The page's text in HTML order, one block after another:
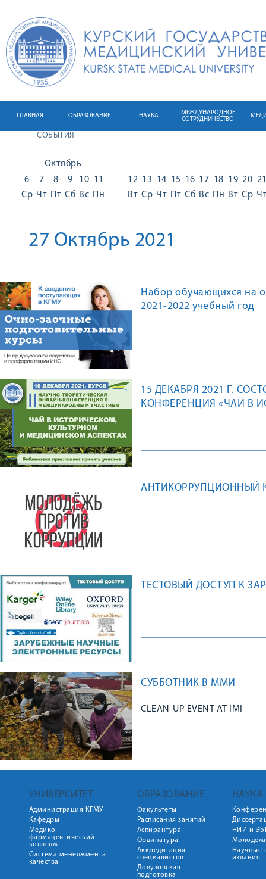
ГЛАВНАЯ ОБРАЗОВАНИЕ НАУКА
МЕЖДУНАРОДНОЕ
СОТРУДНИЧЕСТВО
СОБЫТИЯ
Октябрь
6
Ср
7
Чт
8
Пт
9
Сб
10
Вс
11
Пн
12
Вт
13
Ср
14
Чт
15
Пт
16
Сб
17
Вс
18
Пн
19
Вт
20
Ср
27 Октябрь 2021
Набор обучающихся на
2021-2022 учебный год
15 ДЕКАБРЯ 2021 Г.
КОНФЕРЕНЦИЯ «ЧАЙ В
АНТИКОРРУПЦИОННЫЙ
ТЕСТОВЫЙ ДОСТУП К
СУББОТНИК В ММИ
СLEAN-UP EVENT AT IMI
УНИВЕРСИТЕТ
Администрация КГМУ
Кафедры
Медико-
фармацевтический
колледж
Система менеджмента
качества
ОБРАЗОВАНИЕ
Факультеты
Расписания занятий
Аспирантура
Ординатура
Аккредитация
специалистов
Довузовская
подготовка
НАУКА
НИИ и
Научные
издания